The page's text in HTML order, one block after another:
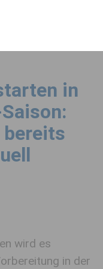
in
wird es
in der